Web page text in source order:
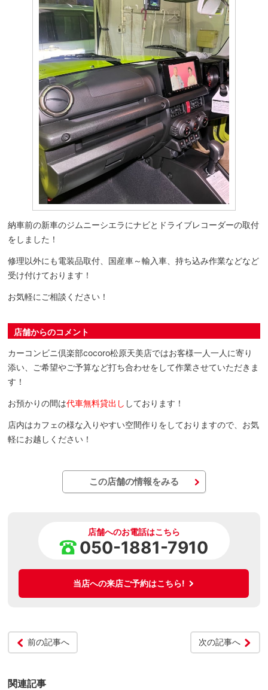
納車前の新車のジムニーシエラにナビとドライブレコーダーの取付
をしました！
修理以外にも電装品取付、国産車～輸入車、持ち込み作業などなど
受け付けております！
お気軽にご相談ください！
店舗からのコメント
カーコンビニ倶楽部cocoro松原天美店ではお客様一人一人に寄り
添い、ご希望やご予算など打ち合わせをして作業させていただきま
す！
お預かりの間は代車無料貸出し しております！
店内はカフェの様な入りやすい空間作りをしておりますので、お気
軽にお越しください！
この店舗の情報をみる
店舗へのお電話はこちら
050-1881-7910
当店への来店ご予約はこちら!
前の記事へ 次の記事へ
関連記事